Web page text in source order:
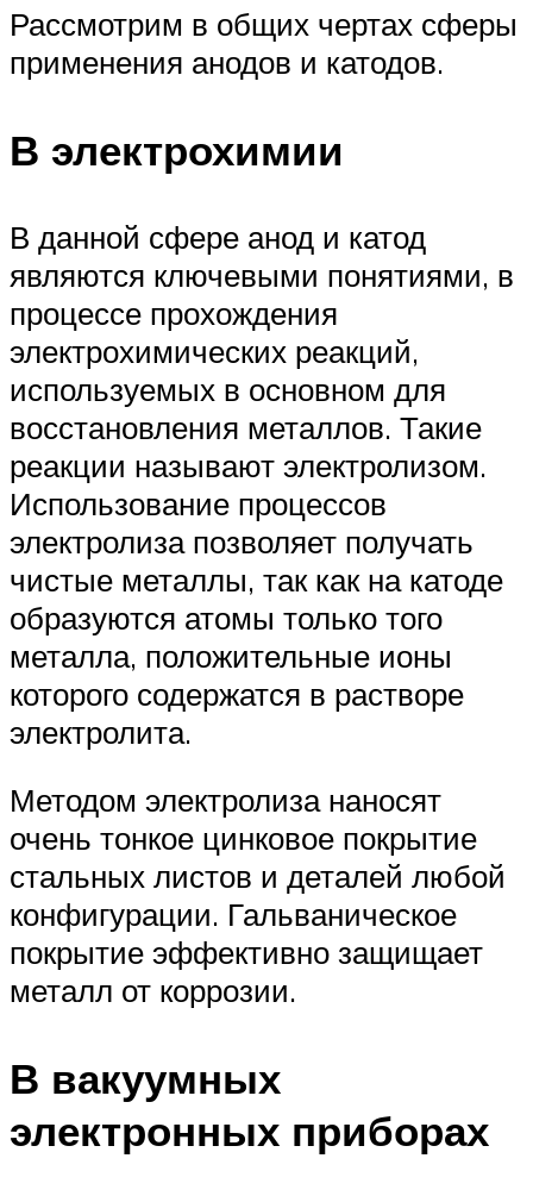
Рассмотрим в общих чертах сферы
применения анодов и катодов.
В электрохимии
В данной сфере анод и катод
являются ключевыми понятиями, в
процессе прохождения
электрохимических реакций,
используемых в основном для
восстановления металлов. Такие
реакции называют электролизом.
Использование процессов
электролиза позволяет получать
чистые металлы, так как на катоде
образуются атомы только того
металла, положительные ионы
которого содержатся в растворе
электролита.
Методом электролиза наносят
очень тонкое цинковое покрытие
стальных листов и деталей любой
конфигурации. Гальваническое
покрытие эффективно защищает
металл от коррозии.
В вакуумных
электронных приборах